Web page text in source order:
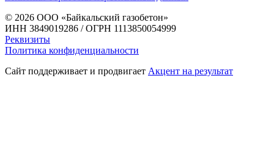
© 2026 ООО «Байкальский газобетон»
ИНН 3849019286 / ОГРН 1113850054999
Реквизиты
Политика конфиденциальности
Сайт поддерживает и продвигает Акцент на результат